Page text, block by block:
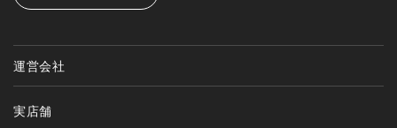
運営会社
実店舗